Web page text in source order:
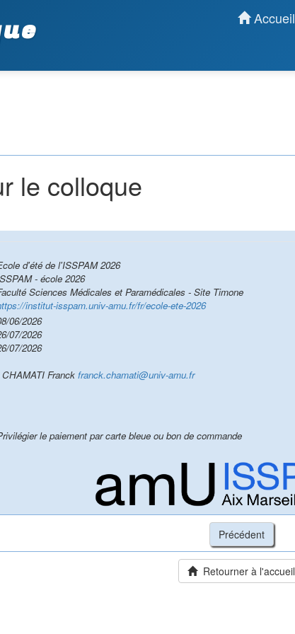
Accueil
le colloque
d'été de l'ISSPAM 2026
- école 2026
Sciences Médicales et Paramédicales - Site Timone
institut-isspam.univ-amu.fr/fr/ecole-ete-2026
06/2026
07/2026
07/2026
CHAMATI Franck franck.chamati@univ-amu.fr
le paiement par carte bleue ou bon de commande
Retourner à l'accueil